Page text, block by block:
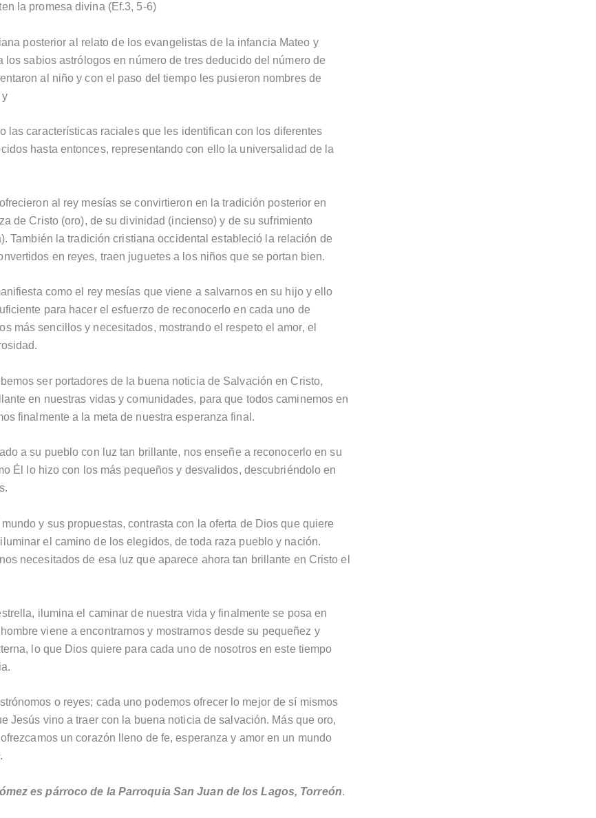
la promesa divina (Ef.3, 5-6)
posterior al relato de los evangelistas de la infancia Mateo y
los sabios astrólogos en número de tres deducido del número de
al niño y con el paso del tiempo les pusieron nombres de
y
las características raciales que les identifican con los diferentes
hasta entonces, representando con ello la universalidad de la
al rey mesías se convirtieron en la tradición posterior en
de Cristo (oro), de su divinidad (incienso) y de su sufrimiento
También la tradición cristiana occidental estableció la relación de
en reyes, traen juguetes a los niños que se portan bien.
como el rey mesías que viene a salvarnos en su hijo y ello
para hacer el esfuerzo de reconocerlo en cada uno de
más sencillos y necesitados, mostrando el respeto el amor, el
ser portadores de la buena noticia de Salvación en Cristo,
en nuestras vidas y comunidades, para que todos caminemos en
finalmente a la meta de nuestra esperanza final.
a su pueblo con luz tan brillante, nos enseñe a reconocerlo en su
Él lo hizo con los más pequeños y desvalidos, descubriéndolo en
y sus propuestas, contrasta con la oferta de Dios que quiere
el camino de los elegidos, de toda raza pueblo y nación.
necesitados de esa luz que aparece ahora tan brillante en Cristo el
ilumina el caminar de nuestra vida y finalmente se posa en
viene a encontrarnos y mostrarnos desde su pequeñez y
lo que Dios quiere para cada uno de nosotros en este tiempo
o reyes; cada uno podemos ofrecer lo mejor de sí mismos
Jesús vino a traer con la buena noticia de salvación. Más que oro,
un corazón lleno de fe, esperanza y amor en un mundo
es párroco de la Parroquia San Juan de los Lagos, Torreón.